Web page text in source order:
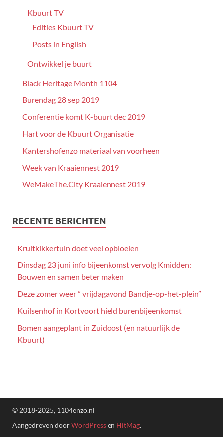
Kbuurt TV
Edities Kbuurt TV
Posts in English
Ontwikkel je buurt
Black Heritage Month 1104
Burendag 28 sep 2019
Conferentie komt K-buurt dec 2019
Hart voor de Kbuurt Organisatie
Kantershofenzo materiaal van voorheen
Week van Kraaiennest 2019
WeMakeThe.City Kraaiennest 2019
RECENTE BERICHTEN
Kruitkikkertuin doet veel opbloeien
Dinsdag 23 juni info bijeenkomst vervolg Kmidden:
Bouwen en samen beter maken
Deze zomer weer ” vrijdagavond Bandje-op-het-plein”
Kuilsenhof in Kortvoort hield burenbijeenkomst
Bomen aangeplant in Zuidoost (en natuurlijk de
Kbuurt)
© 2018-2025, 1104enzo.nl
Aangedreven doorWordPressen HitMag.